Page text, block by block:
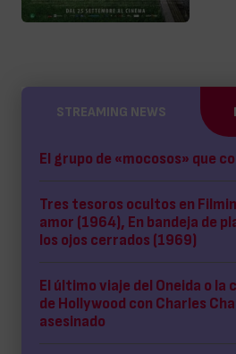
STREAMING NEWS
El grupo de «mocosos» que
Tres tesoros ocultos en
amor (1964), En bandeja de
los ojos cerrados (1969)
El último viaje del Oneida o la
de Hollywood con Charles
asesinado